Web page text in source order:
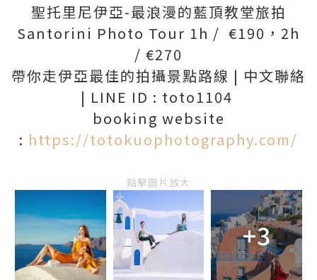
聖托里尼伊亞-最浪漫的藍頂教堂旅拍
Santorini Photo Tour 1h / €190，2h
/ €270
帶你走伊亞最佳的拍攝景點路線 | 中文聯絡
| LINE ID : toto1104
booking website
: https://totokuophotography.com/
點擊圖片放大
+3